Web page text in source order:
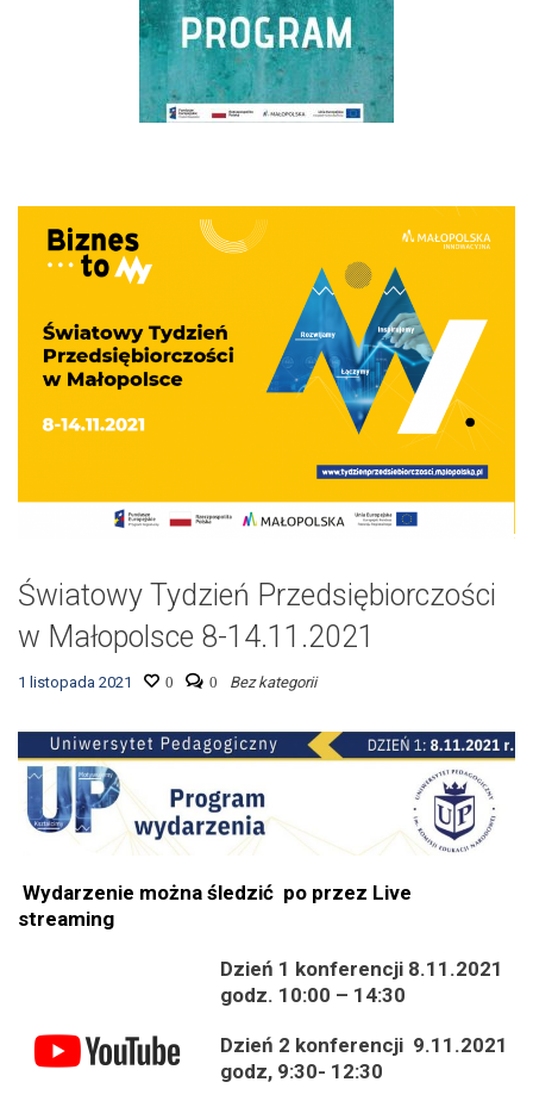
Światowy Tydzień Przedsiębiorczości
w Małopolsce 8-14.11.2021
1 listopada 2021 0 0 Bez kategorii
Wydarzenie można śledzić po przez Live
streaming
Dzień 1 konferencji 8.11.2021
godz. 10:00 – 14:30
Dzień 2 konferencji 9.11.2021
godz, 9:30- 12:30